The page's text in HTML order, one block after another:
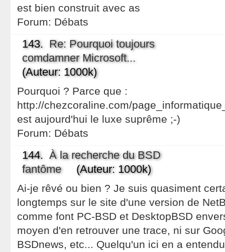
est bien construit avec as
Forum: Débats
143. Re: Pourquoi toujours
comdamner Microsoft...
(Auteur: 1000k)
Pourquoi ? Parce que :
http://chezcoraline.com/
est aujourd'hui le luxe suprême ;-)
Forum: Débats
144. À la recherche du BSD
fantôme(Auteur: 1000k)
Ai-je rêvé ou bien ? Je suis quasiment
longtemps sur le site d'une version de
comme font PC-BSD et DesktopBSD
moyen d'en retrouver une trace, ni sur
BSDnews, etc... Quelqu'un ici en a